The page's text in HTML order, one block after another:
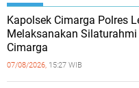
Kapolsek Cimarga Polres
Melaksanakan Silaturahmi
Cimarga
07/08/2026, 15:27 WIB